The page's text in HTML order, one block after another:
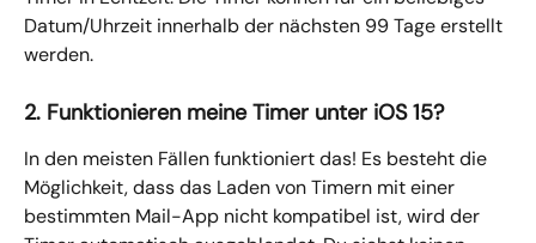
Datum/Uhrzeit innerhalb der nächsten 99 Tage erstellt
werden.
2. Funktionieren meine Timer unter iOS 15?
In den meisten Fällen funktioniert das! Es besteht die
Möglichkeit, dass das Laden von Timern mit einer
bestimmten Mail-App nicht kompatibel ist, wird der